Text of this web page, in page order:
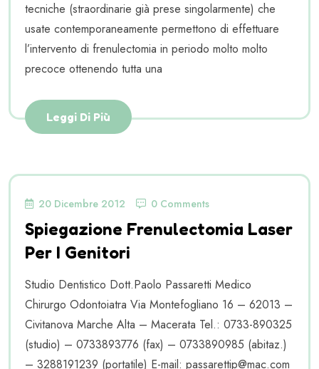
tecniche (straordinarie già prese singolarmente) che
usate contemporaneamente permettono di effettuare
l’intervento di frenulectomia in periodo molto molto
precoce ottenendo tutta una
Leggi Di Più
20 Dicembre 2012 0 Comments
Spiegazione Frenulectomia Laser
Per I Genitori
Studio Dentistico Dott.Paolo Passaretti Medico
Chirurgo Odontoiatra Via Montefogliano 16 – 62013 –
Civitanova Marche Alta – Macerata Tel.: 0733-890325
(studio) – 0733893776 (fax) – 0733890985 (abitaz.)
– 3288191239 (portatile) E-mail: passarettip@mac.com